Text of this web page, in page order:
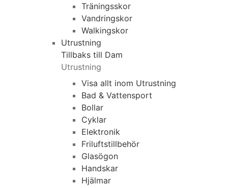
Träningsskor
Vandringskor
Walkingskor
Utrustning
Tillbaks till Dam
Utrustning
Visa allt inom Utrustning
Bad & Vattensport
Bollar
Cyklar
Elektronik
Friluftstillbehör
Glasögon
Handskar
Hjälmar